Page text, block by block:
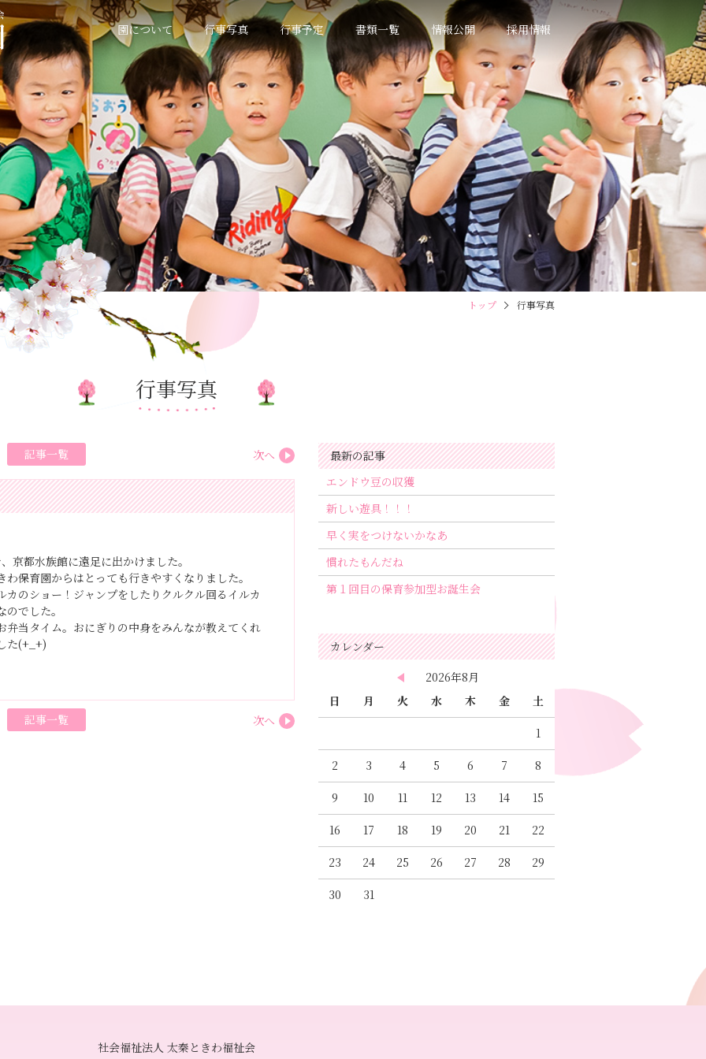
園について 行事写真 行事予定 書類一覧 情報公開 採用情報
トップ 行事写真
行事写真
次へ
記事一覧
京都水族館に遠足に出かけました。
保育園からはとっても行きやすくなりました。
のショー！ジャンプをしたりクルクル回るイルカ
でした。
弁当タイム。おにぎりの中身をみんなが教えてくれ
た(+_+)
次へ
記事一覧
最新の記事
エンドウ豆の収獲
新しい遊具！！！
早く実をつけないかなあ
慣れたもんだね
第１回目の保育参加型お誕生会
カレンダー
2026年8月
日
月 火 水 木 金 土
1
2 3 4 5 6 7 8
9 10 11 12 13 14 15
16 17 18 19 20 21 22
23 24 25 26 27 28 29
30 31
社会福祉法人 太秦ときわ福祉会